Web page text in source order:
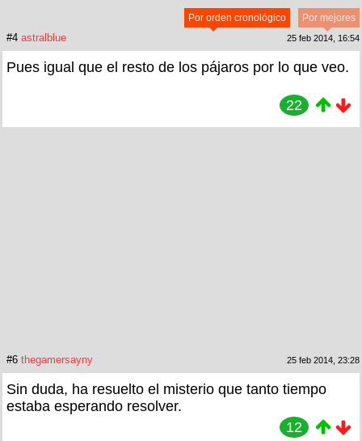
Por mejores
Por orden cronológico
#4 astralblue 25 feb 2014, 16:54
Pues igual que el resto de los pájaros por lo que veo.
22
#6 thegamersayny 25 feb 2014, 23:28
Sin duda, ha resuelto el misterio que tanto tiempo
estaba esperando resolver.
12